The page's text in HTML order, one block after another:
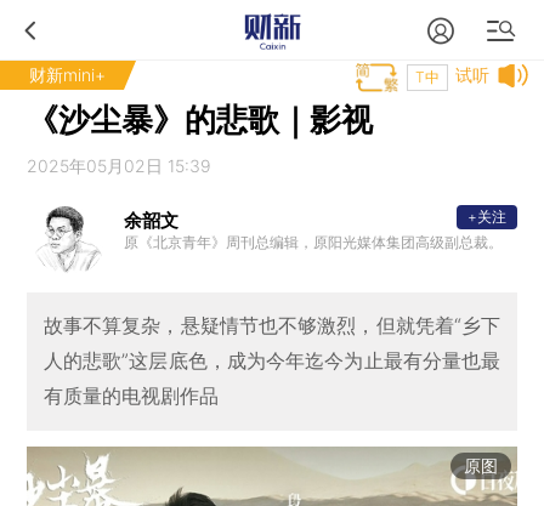
财新mini+ 试听
T中
《沙尘暴》的悲歌｜影视
2025年05月02日 15:39
余韶文
原《北京青年》周刊总编辑，原阳光媒体集团高级副总裁。
+关注
故事不算复杂，悬疑情节也不够激烈，但就凭着“乡下
人的悲歌”这层底色，成为今年迄今为止最有分量也最
有质量的电视剧作品
原图